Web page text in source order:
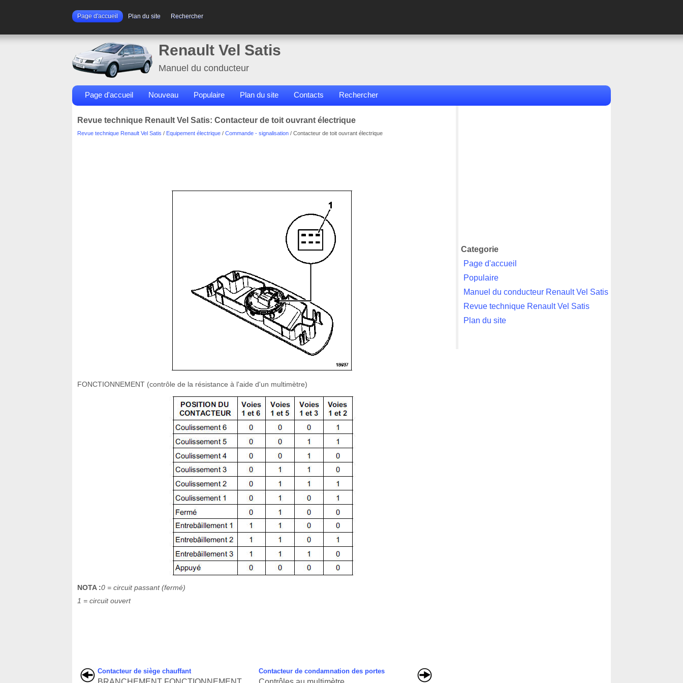
Page d'accueil Plan du site Rechercher
Renault Vel Satis
Manuel du conducteur
Page d'accueil Nouveau Populaire Plan du site Contacts Rechercher
Revue technique Renault Vel Satis: Contacteur de toit ouvrant électrique
Revue technique Renault Vel Satis / Equipement électrique / Commande - signalisation / Contacteur de toit ouvrant électrique
FONCTIONNEMENT (contrôle de la résistance à l'aide d'un multimètre)
NOTA :0 = circuit passant (fermé)
1 = circuit ouvert
Contacteur de siège chauffant Contacteur de condamnation des portes
Categorie
Page d'accueil
Populaire
Manuel du conducteur Renault Vel Satis
Revue technique Renault Vel Satis
Plan du site